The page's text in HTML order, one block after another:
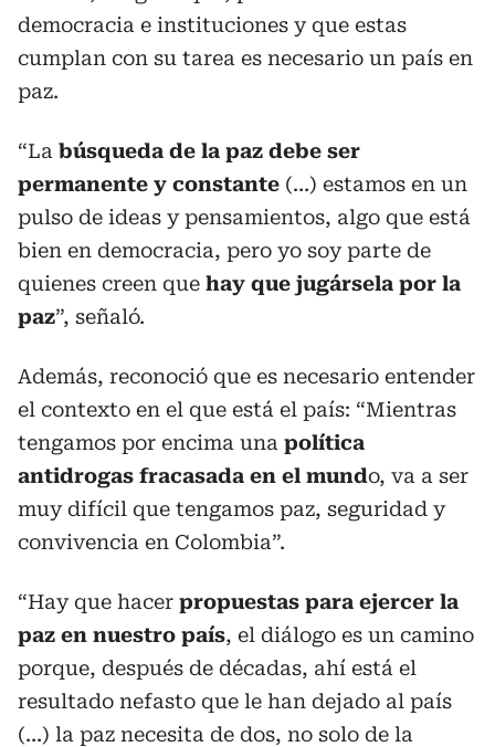
democracia e instituciones y que estas
cumplan con su tarea es necesario un país en
paz.
“La búsqueda de la paz debe ser
permanente y constante (…) estamos en un
pulso de ideas y pensamientos, algo que está
bien en democracia, pero yo soy parte de
quienes creen que hay que jugársela por la
paz”, señaló.
Además, reconoció que es necesario entender
el contexto en el que está el país: “Mientras
tengamos por encima una política
antidrogas fracasada en el mundo, va a ser
muy difícil que tengamos paz, seguridad y
convivencia en Colombia”.
“Hay que hacer propuestas para ejercer la
paz en nuestro país, el diálogo es un camino
porque, después de décadas, ahí está el
resultado nefasto que le han dejado al país
(…) la paz necesita de dos, no solo de la